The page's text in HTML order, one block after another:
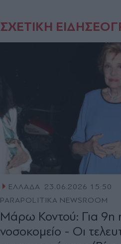
ΣΧΕΤΙΚΗ
ΕΛΛΑΔΑ
23.06.2026 15:50
PARAPOLITIKA NEWSROOM
Μάρω Κοντού: Για 9η
νοσοκομείο - Οι